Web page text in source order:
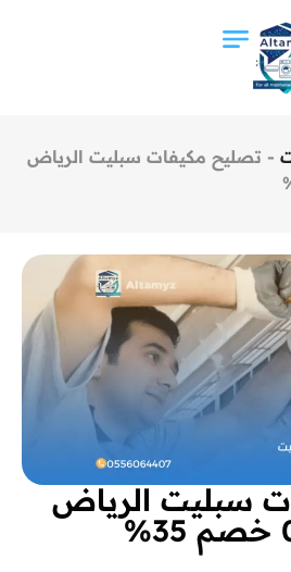
- تصليح مكيفات سبليت الرياض
سبليت الرياض